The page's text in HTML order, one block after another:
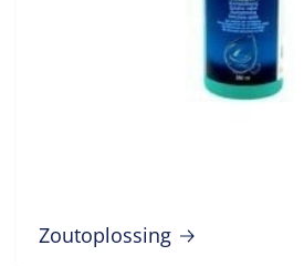
Zoutoplossing